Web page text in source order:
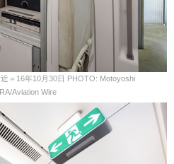
＝16年10月30日 PHOTO: Motoyoshi
Aviation Wire